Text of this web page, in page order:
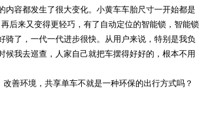
容都发生了很大变化。小黄车车胎尺寸一开始都是
后来又变得更轻巧，有了自动定位的智能锁，智能锁
了，一代一代进步很快。从用户来说，特别是我负
我去巡查，人家自己就把车摆得好好的，根本不用
善环境，共享单车不就是一种环保的出行方式吗？